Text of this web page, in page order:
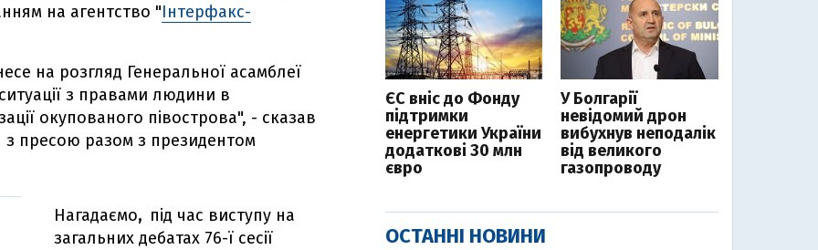
на агентство "Інтерфакс-
на розгляд Генеральної асамблеї
з правами людини в
окупованого півострова", - сказав
з пресою разом з президентом
Нагадаємо, під час виступу на
загальних дебатах 76-ї сесії
ЄС вніс до Фонду
підтримки
енергетики України
додаткові 30 млн
євро
У Болгарії
невідомий дрон
вибухнув неподалік
від великого
газопроводу
ОСТАННІ НОВИНИ